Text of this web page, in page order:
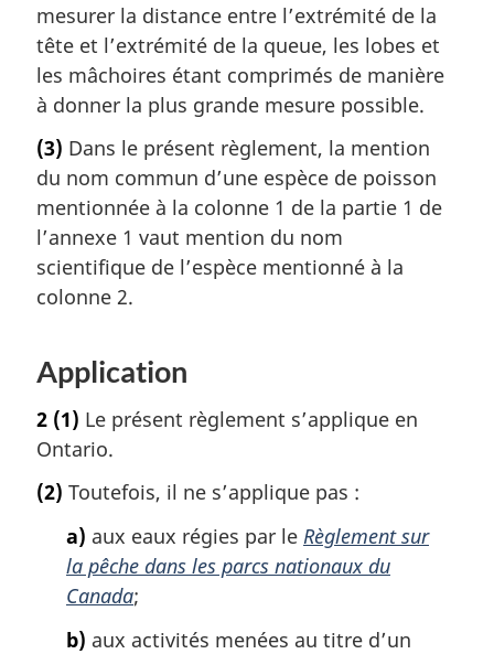
mesurer la distance entre l’extrémité de la
tête et l’extrémité de la queue, les lobes et
les mâchoires étant comprimés de manière
à donner la plus grande mesure possible.
(3) Dans le présent règlement, la mention
du nom commun d’une espèce de poisson
mentionnée à la colonne 1 de la partie 1 de
l’annexe 1 vaut mention du nom
scientifique de l’espèce mentionné à la
colonne 2.
Application
2 (1) Le présent règlement s’applique en
Ontario.
(2) Toutefois, il ne s’applique pas :
a) aux eaux régies par le Règlement sur
la pêche dans les parcs nationaux du
Canada;
b) aux activités menées au titre d’un